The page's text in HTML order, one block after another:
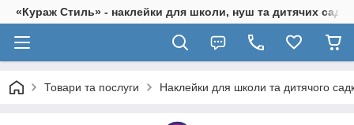
«Кураж Стиль» - наклейки для школи, нуш та дитячих
Товари та послуги Наклейки для школи та дитячого